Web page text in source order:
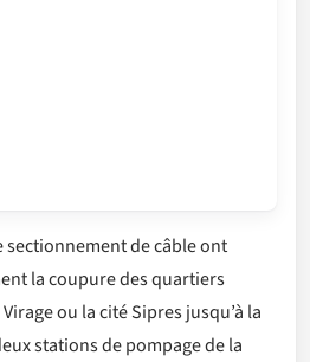
sectionnement de câble ont
la coupure des quartiers
ou la cité Sipres jusqu’à la
stations de pompage de la